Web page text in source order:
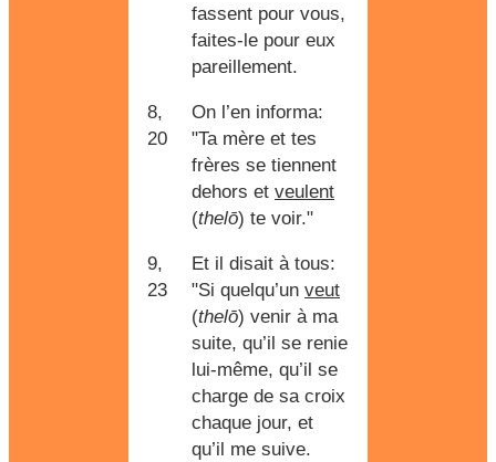
fassent pour vous,
faites-le pour eux
pareillement.
8,
20
On l’en informa:
"Ta mère et tes
frères se tiennent
dehors et veulent
(thelō) te voir."
9,
23
Et il disait à tous:
"Si quelqu’un veut
(thelō) venir à ma
suite, qu’il se renie
lui-même, qu’il se
charge de sa croix
chaque jour, et
qu’il me suive.